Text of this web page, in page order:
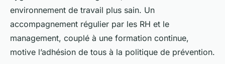
environnement de travail plus sain. Un
accompagnement régulier par les RH et le
management, couplé à une formation continue,
motive l’adhésion de tous à la politique de prévention.